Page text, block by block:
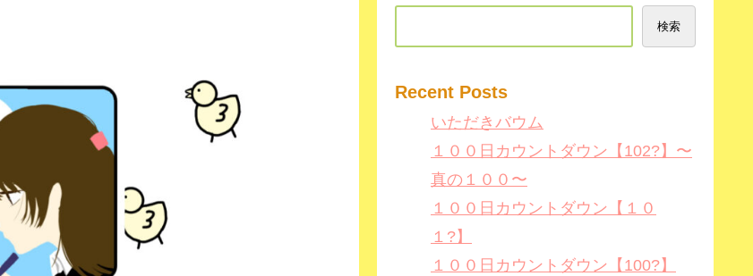
検索
Recent Posts
いただきバウム
１００日カウントダウン【102?】〜
真の１００〜
１００日カウントダウン【１０
１?】
１００日カウントダウン【100?】